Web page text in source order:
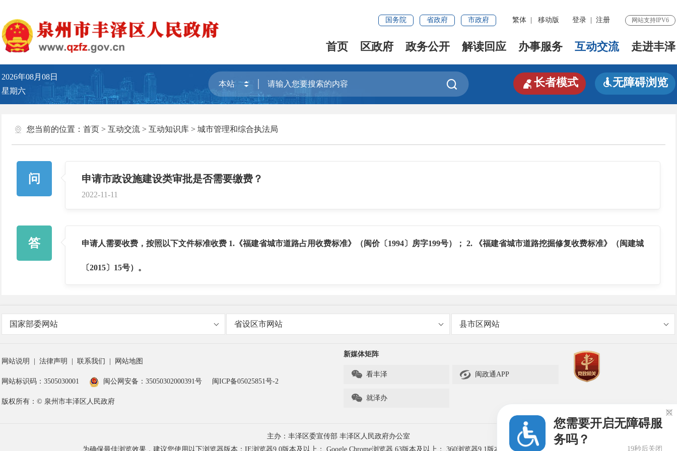
国务院 省政府 市政府 繁体 移动版 登录 注册 网站支持IPV6
首页 区政府 政务公开 解读回应 办事服务 互动交流 走进丰泽
2026年08月08日
星期六
 长者模式 无障碍浏览
您当前的位置： 首页> 互动交流> 互动知识库> 城市管理和综合执法局
问 申请市政设施建设类审批是否需要缴费？
2022-11-11
答 申请人需要收费，按照以下文件标准收费1.《福建省城市道路占用收费标准》（闽价〔1994〕房字199号）； 2. 《福建省城市道路挖掘修复收费标准》（闽建城
〔2015〕 15号）。
国家部委网站 省设区市网站 县市区网站
网站说明 法律声明 联系我们 网站地图
网站标识码：3505030001 闽公网安备：35050302000391号 闽ICP备05025851号-2
版权所有：© 泉州市丰泽区人民政府
新媒体矩阵
 看丰泽  闽政通APP
 就泽办
主办：丰泽区委宣传部 丰泽区人民政府办公室
为确保最佳浏览效果，建议您使用以下浏览器版本：IE浏览器9.0版本及以上； Google Chrome浏览器 63版本及以上； 360浏览器9.1版本及以上，且IE内核9.0及以上。
您需要开启无障碍服
务吗？
19秒后关闭
